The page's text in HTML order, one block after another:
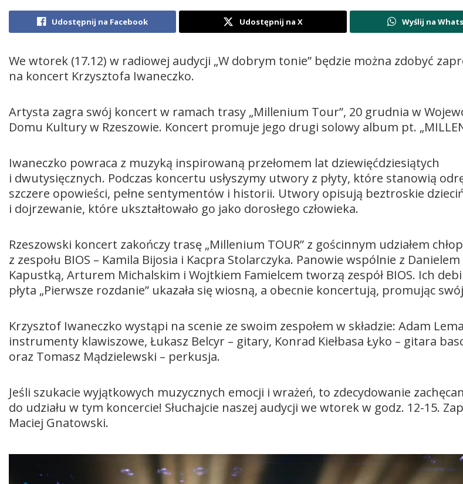
Udostępnij na Facebook Udostępnij na X Wyślij na
We wtorek (17.12) w radiowej audycji „W dobrym tonie” będzie można zdobyć
na koncert Krzysztofa Iwaneczko.
Artysta zagra swój koncert w ramach trasy „Millenium Tour”, 20 grudnia w
Domu Kultury w Rzeszowie. Koncert promuje jego drugi solowy album pt.
Iwaneczko powraca z muzyką inspirowaną przełomem lat dziewięćdziesiątych
i dwutysięcznych. Podczas koncertu usłyszymy utwory z płyty, które stanowią
szczere opowieści, pełne sentymentów i historii. Utwory opisują beztroskie
i dojrzewanie, które ukształtowało go jako dorosłego człowieka.
Rzeszowski koncert zakończy trasę „Millenium TOUR” z gościnnym udziałem
z zespołu BIOS – Kamila Bijosia i Kacpra Stolarczyka. Panowie wspólnie z Danielem
Kapustką, Arturem Michalskim i Wojtkiem Famielcem tworzą zespół BIOS. Ich
płyta „Pierwsze rozdanie” ukazała się wiosną, a obecnie koncertują, promując
Krzysztof Iwaneczko wystąpi na scenie ze swoim zespołem w składzie: Adam
instrumenty klawiszowe, Łukasz Belcyr – gitary, Konrad Kiełbasa Łyko – gitara
oraz Tomasz Mądzielewski – perkusja.
Jeśli szukacie wyjątkowych muzycznych emocji i wrażeń, to zdecydowanie
do udziału w tym koncercie! Słuchajcie naszej audycji we wtorek w godz. 12-15.
Maciej Gnatowski.